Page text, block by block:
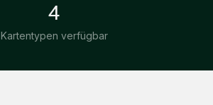
4
Kartentypen verfügbar